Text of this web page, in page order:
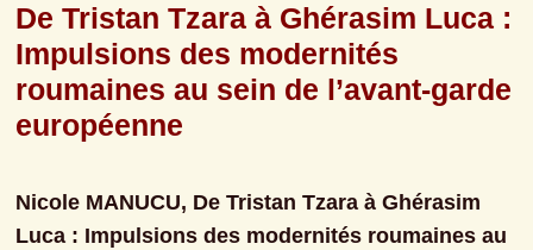
De Tristan Tzara à Ghérasim Luca :
Impulsions des modernités
roumaines au sein de l’avant-garde
européenne
Nicole MANUCU, De Tristan Tzara à Ghérasim
Luca : Impulsions des modernités roumaines au